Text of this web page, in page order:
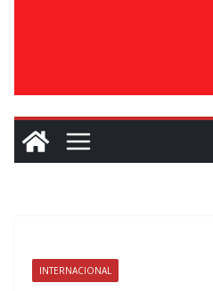
INTERNACIONAL